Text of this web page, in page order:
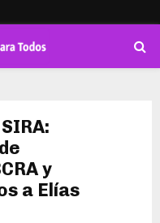
y
a Elías